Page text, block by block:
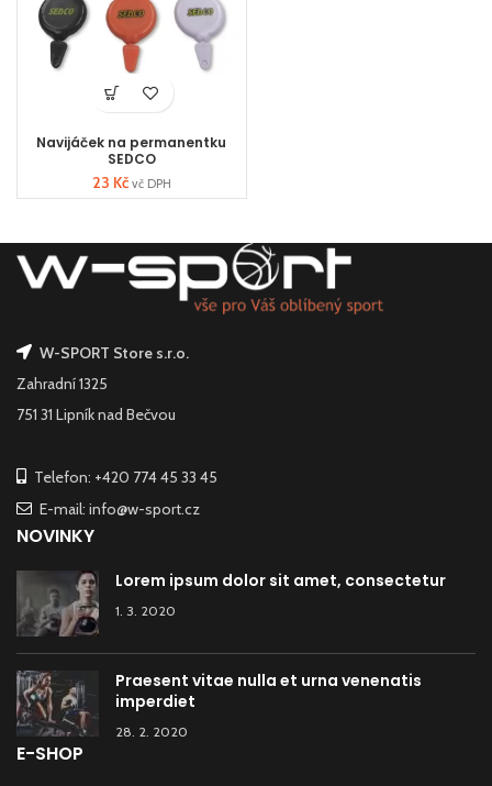
Navijáček na permanentku
SEDCO
23 Kč vč DPH
W-SPORT Store s.r.o.
Zahradní 1325
751 31 Lipník nad Bečvou
Telefon: +420 774 45 33 45
E-mail: info@w-sport.cz
NOVINKY
Lorem ipsum dolor sit amet, consectetur
1. 3. 2020
Praesent vitae nulla et urna venenatis
imperdiet
28. 2. 2020
E-SHOP